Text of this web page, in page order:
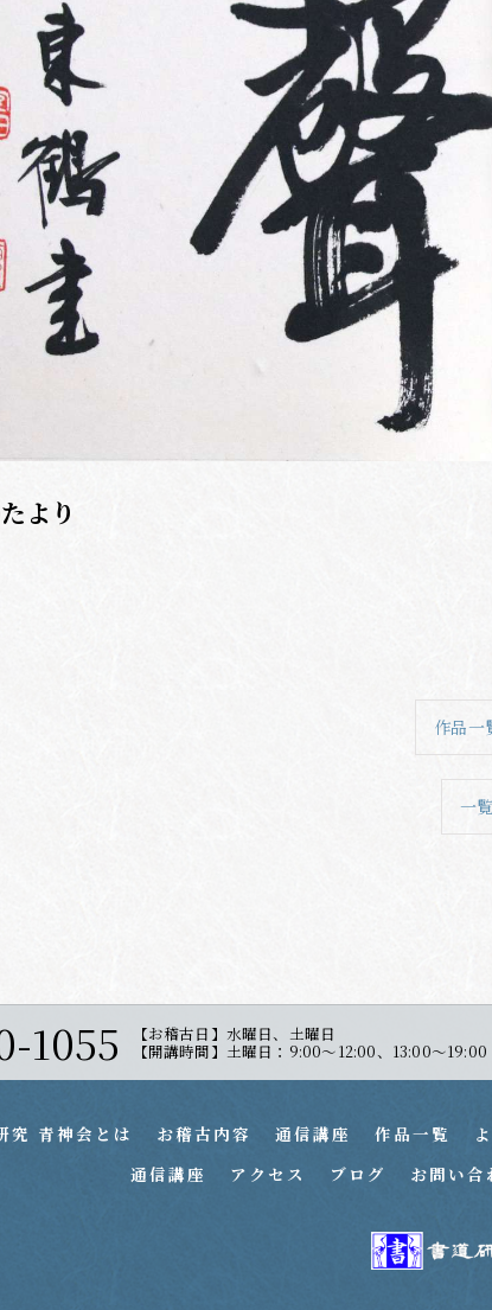
より
作品一
一
1055
【お稽古日】水曜日、土曜日
【開講時間】土曜日：9:00～12:00、13:00～19:00
究 青神会とは お稽古内容 通信講座 作品一覧
通信講座
アクセス ブログ お問い合